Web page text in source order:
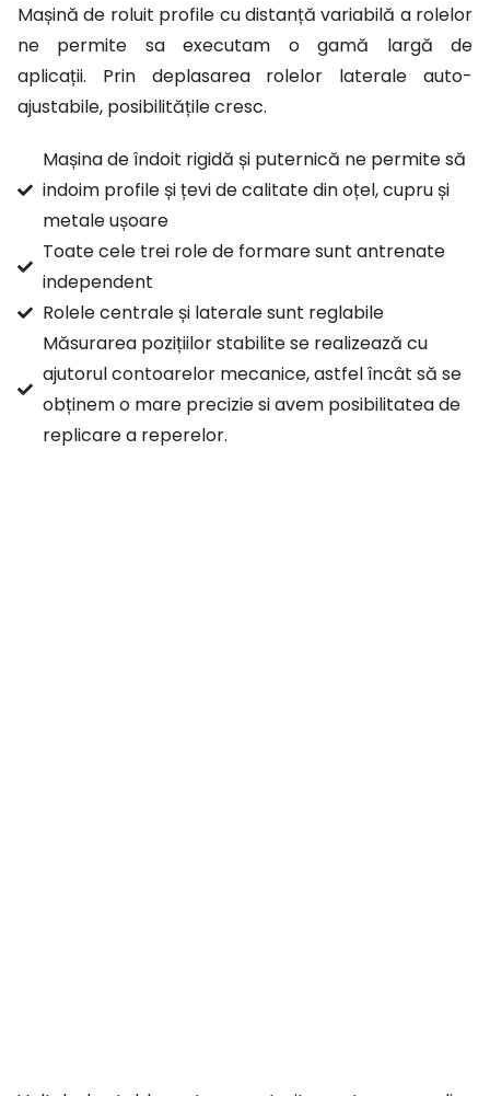
Mașină de roluit profile cu distanță variabilă a rolelor
ne permite sa executam o gamă largă de
aplicații. Prin deplasarea rolelor laterale auto-
ajustabile, posibilitățile cresc.
Mașina de îndoit rigidă și puternică ne permite să
indoim profile și țevi de calitate din oțel, cupru și
metale ușoare
Toate cele trei role de formare sunt antrenate
independent
Rolele centrale și laterale sunt reglabile
Măsurarea pozițiilor stabilite se realizează cu
ajutorul contoarelor mecanice, astfel încât să se
obținem o mare precizie si avem posibilitatea de
replicare a reperelor.